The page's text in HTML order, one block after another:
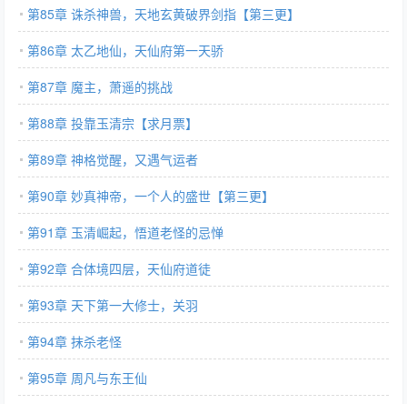
第85章 诛杀神兽，天地玄黄破界剑指【第三更】
第86章 太乙地仙，天仙府第一天骄
第87章 魔主，萧遥的挑战
第88章 投靠玉清宗【求月票】
第89章 神格觉醒，又遇气运者
第90章 妙真神帝，一个人的盛世【第三更】
第91章 玉清崛起，悟道老怪的忌惮
第92章 合体境四层，天仙府道徒
第93章 天下第一大修士，关羽
第94章 抹杀老怪
第95章 周凡与东王仙